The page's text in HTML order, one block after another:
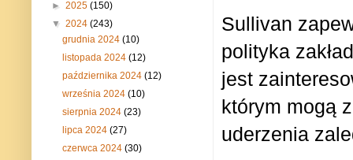
Sullivan
polityka
jest
którym mogą
uderzenia
► 2025 (150)
▼ 2024 (243)
grudnia 2024(10)
listopada 2024(12)
października 2024(12)
września 2024(10)
sierpnia 2024(23)
lipca 2024(27)
czerwca 2024(30)